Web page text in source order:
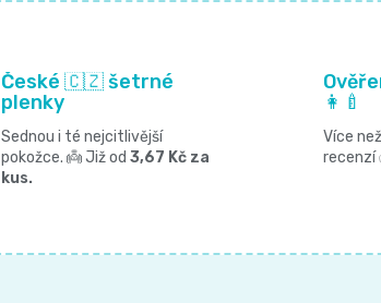
České 🇨🇿 šetrné
plenky
Sednou i té nejcitlivější
pokožce. 👼 Již od 3,67 Kč za
kus.
👩‍🍼
Více
recenzí